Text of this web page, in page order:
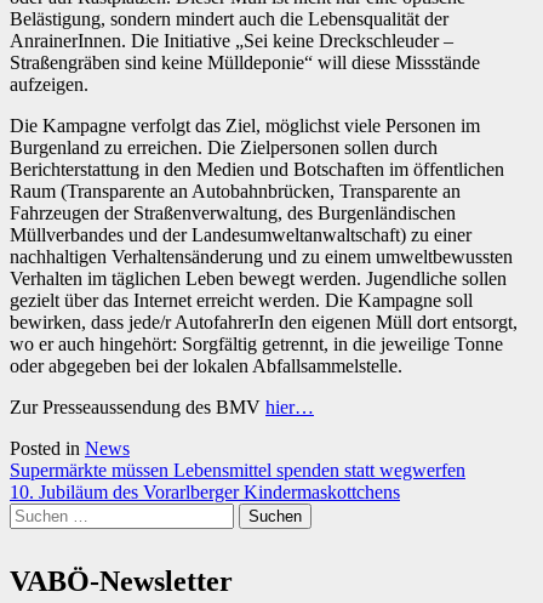
Belästigung, sondern mindert auch die Lebensqualität der
AnrainerInnen. Die Initiative „Sei keine Dreckschleuder –
Straßengräben sind keine Mülldeponie“ will diese Missstände
aufzeigen.
Die Kampagne verfolgt das Ziel, möglichst viele Personen im
Burgenland zu erreichen. Die Zielpersonen sollen durch
Berichterstattung in den Medien und Botschaften im öffentlichen
Raum (Transparente an Autobahnbrücken, Transparente an
Fahrzeugen der Straßenverwaltung, des Burgenländischen
Müllverbandes und der Landesumweltanwaltschaft) zu einer
nachhaltigen Verhaltensänderung und zu einem umweltbewussten
Verhalten im täglichen Leben bewegt werden. Jugendliche sollen
gezielt über das Internet erreicht werden. Die Kampagne soll
bewirken, dass jede/r AutofahrerIn den eigenen Müll dort entsorgt,
wo er auch hingehört: Sorgfältig getrennt, in die jeweilige Tonne
oder abgegeben bei der lokalen Abfallsammelstelle.
Zur Presseaussendung des BMV hier…
Posted in News
Beitragsnavigation
Supermärkte müssen Lebensmittel spenden statt wegwerfen
10. Jubiläum des Vorarlberger Kindermaskottchens
Suchen
nach:
VABÖ-Newsletter